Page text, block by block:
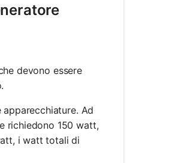
devono essere
Ad
richiedono 150 watt,
i watt totali di